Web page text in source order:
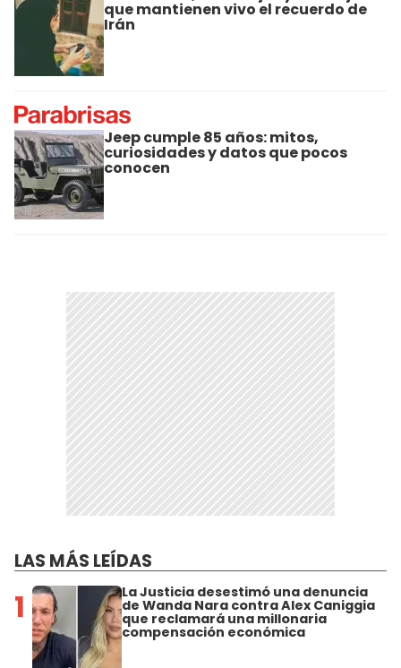
que mantienen vivo el recuerdo de
Irán
Jeep cumple 85 años: mitos,
curiosidades y datos que pocos
conocen
LAS MÁS LEÍDAS
1 La Justicia desestimó una denuncia
de Wanda Nara contra Alex Caniggia
que reclamará una millonaria
compensación económica